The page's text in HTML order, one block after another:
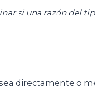
si una razón del
directamente o